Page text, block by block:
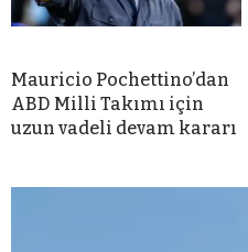
Mauricio Pochettino’dan
ABD Milli Takımı için
uzun vadeli devam kararı